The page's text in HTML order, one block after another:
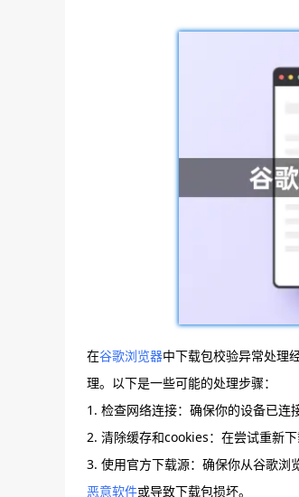
在谷歌浏览器中下载包校验异常处理
理。以下是一些可能的处理步骤：
1. 检查网络连接：确保你的设备已连
2. 清除缓存和cookies：在尝试重新
3. 使用官方下载源：确保你从谷歌浏
恶意软件或导致下载包损坏。